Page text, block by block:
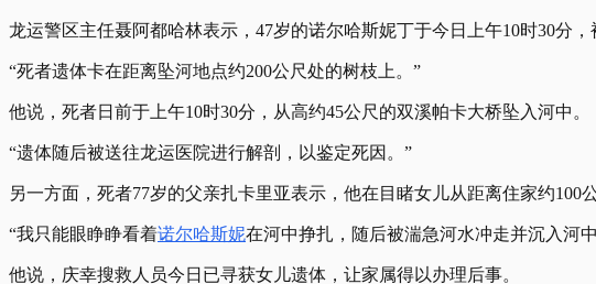
龙运警区主任聂阿都哈林表示，47岁的诺尔哈斯妮丁于今日上午10时30分，
“死者遗体卡在距离坠河地点约200公尺处的树枝上。”
他说，死者日前于上午10时30分，从高约45公尺的双溪帕卡大桥坠入河中。
“遗体随后被送往龙运医院进行解剖，以鉴定死因。”
另一方面，死者77岁的父亲扎卡里亚表示，他在目睹女儿从距离住家约
“我只能眼睁睁看着诺尔哈斯妮在河中挣扎，随后被湍急河水冲走并沉入河
他说，庆幸搜救人员今日已寻获女儿遗体，让家属得以办理后事。